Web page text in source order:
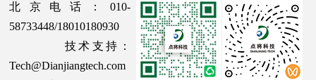
北京电话：010-
58733448/18010180930
技术支持：
Tech@Dianjiangtech.com